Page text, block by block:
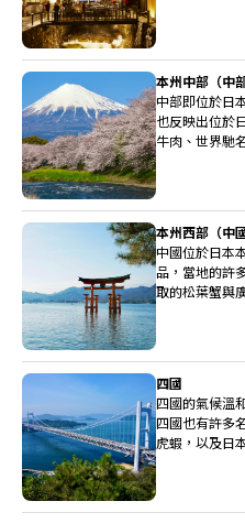
本州中部（中部
中部即位於日
也反映出位於
牛肉、世界馳
本州西部（中國
中國位於日本
品，當地的許
取的松葉蟹與
四國
四國的氣候溫
四國也有許多
虎蝦，以及日